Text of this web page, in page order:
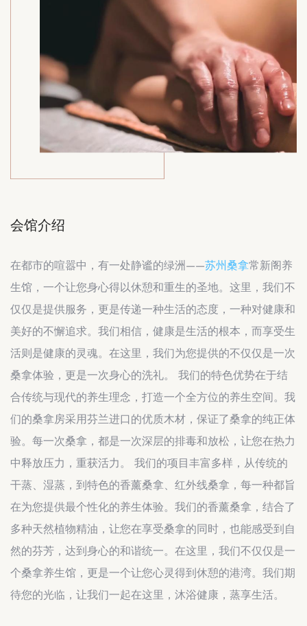
会馆介绍
在都市的喧嚣中，有一处静谧的绿洲——苏州桑拿常新阁养
生馆，一个让您身心得以休憩和重生的圣地。这里，我们不
仅仅是提供服务，更是传递一种生活的态度，一种对健康和
美好的不懈追求。我们相信，健康是生活的根本，而享受生
活则是健康的灵魂。在这里，我们为您提供的不仅仅是一次
桑拿体验，更是一次身心的洗礼。 我们的特色优势在于结
合传统与现代的养生理念，打造一个全方位的养生空间。我
们的桑拿房采用芬兰进口的优质木材，保证了桑拿的纯正体
验。每一次桑拿，都是一次深层的排毒和放松，让您在热力
中释放压力，重获活力。 我们的项目丰富多样，从传统的
干蒸、湿蒸，到特色的香薰桑拿、红外线桑拿，每一种都旨
在为您提供最个性化的养生体验。我们的香薰桑拿，结合了
多种天然植物精油，让您在享受桑拿的同时，也能感受到自
然的芬芳，达到身心的和谐统一。在这里，我们不仅仅是一
个桑拿养生馆，更是一个让您心灵得到休憩的港湾。我们期
待您的光临，让我们一起在这里，沐浴健康，蒸享生活。